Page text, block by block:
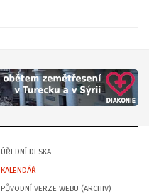
ÚŘEDNÍ DESKA
KALENDÁŘ
PŮVODNÍ VERZE WEBU (ARCHIV)